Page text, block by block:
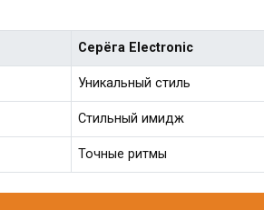
Серёга Electronic
Уникальный стиль
Стильный имидж
Точные ритмы